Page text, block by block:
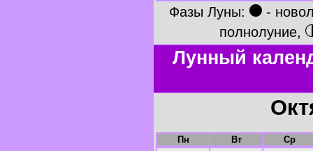
Фазы Луны: ● -
полнолуние,
Лунный
Пн Вт Ср